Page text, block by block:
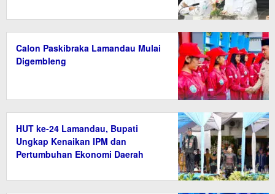
Calon Paskibraka Lamandau Mulai
Digembleng
HUT ke-24 Lamandau, Bupati
Ungkap Kenaikan IPM dan
Pertumbuhan Ekonomi Daerah